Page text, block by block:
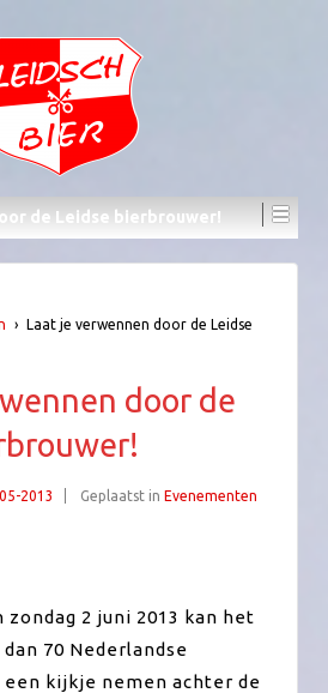
de Leidse bierbrouwer!
› Laat je verwennen door de Leidse
door de
2013 Geplaatst in Evenementen
zondag 2 juni 2013 kan het
70 Nederlandse
kijkje nemen achter de